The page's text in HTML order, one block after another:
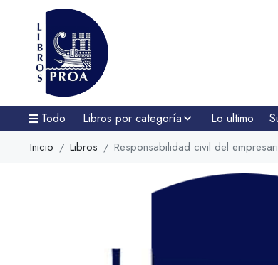
Todo Libros por categoría Lo ultimo
Inicio Libros Responsabilidad civil del